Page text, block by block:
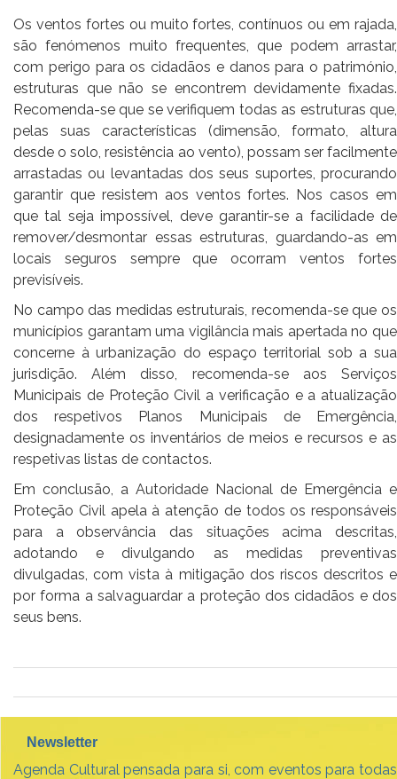
Os ventos fortes ou muito fortes, contínuos ou em rajada,
são fenómenos muito frequentes, que podem arrastar,
com perigo para os cidadãos e danos para o património,
estruturas que não se encontrem devidamente fixadas.
Recomenda-se que se verifiquem todas as estruturas que,
pelas suas características (dimensão, formato, altura
desde o solo, resistência ao vento), possam ser facilmente
arrastadas ou levantadas dos seus suportes, procurando
garantir que resistem aos ventos fortes. Nos casos em
que tal seja impossível, deve garantir-se a facilidade de
remover/desmontar essas estruturas, guardando-as em
locais seguros sempre que ocorram ventos fortes
previsíveis.
No campo das medidas estruturais, recomenda-se que os
municípios garantam uma vigilância mais apertada no que
concerne à urbanização do espaço territorial sob a sua
jurisdição. Além disso, recomenda-se aos Serviços
Municipais de Proteção Civil a verificação e a atualização
dos respetivos Planos Municipais de Emergência,
designadamente os inventários de meios e recursos e as
respetivas listas de contactos.
Em conclusão, a Autoridade Nacional de Emergência e
Proteção Civil apela à atenção de todos os responsáveis
para a observância das situações acima descritas,
adotando e divulgando as medidas preventivas
divulgadas, com vista à mitigação dos riscos descritos e
por forma a salvaguardar a proteção dos cidadãos e dos
seus bens.
Newsletter
Agenda Cultural pensada para si, com eventos para todas